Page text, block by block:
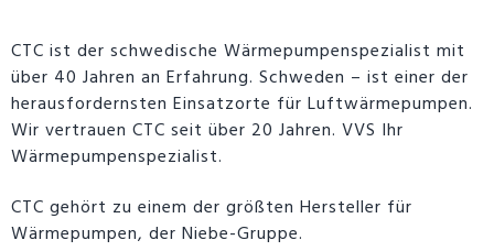
CTC ist der schwedische Wärmepumpenspezialist mit
über 40 Jahren an Erfahrung. Schweden – ist einer der
herausfordernsten Einsatzorte für Luftwärmepumpen.
Wir vertrauen CTC seit über 20 Jahren. VVS Ihr
Wärmepumpenspezialist.
CTC gehört zu einem der größten Hersteller für
Wärmepumpen, der Niebe-Gruppe.